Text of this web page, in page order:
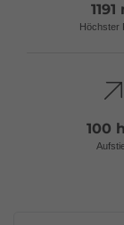
1191
Höchster
100